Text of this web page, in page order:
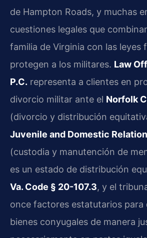
de Hampton Roads, y muchas
cuestiones legales que
familia de Virginia con las leyes
protegen a los militares. Law
P.C. representa a clientes en
divorcio militar ante el Norfolk
(divorcio y distribución
Juvenile and Domestic
(custodia y manutención de
es un estado de distribución
Va. Code § 20-107.3, y el
once factores estatutarios para
bienes conyugales de manera